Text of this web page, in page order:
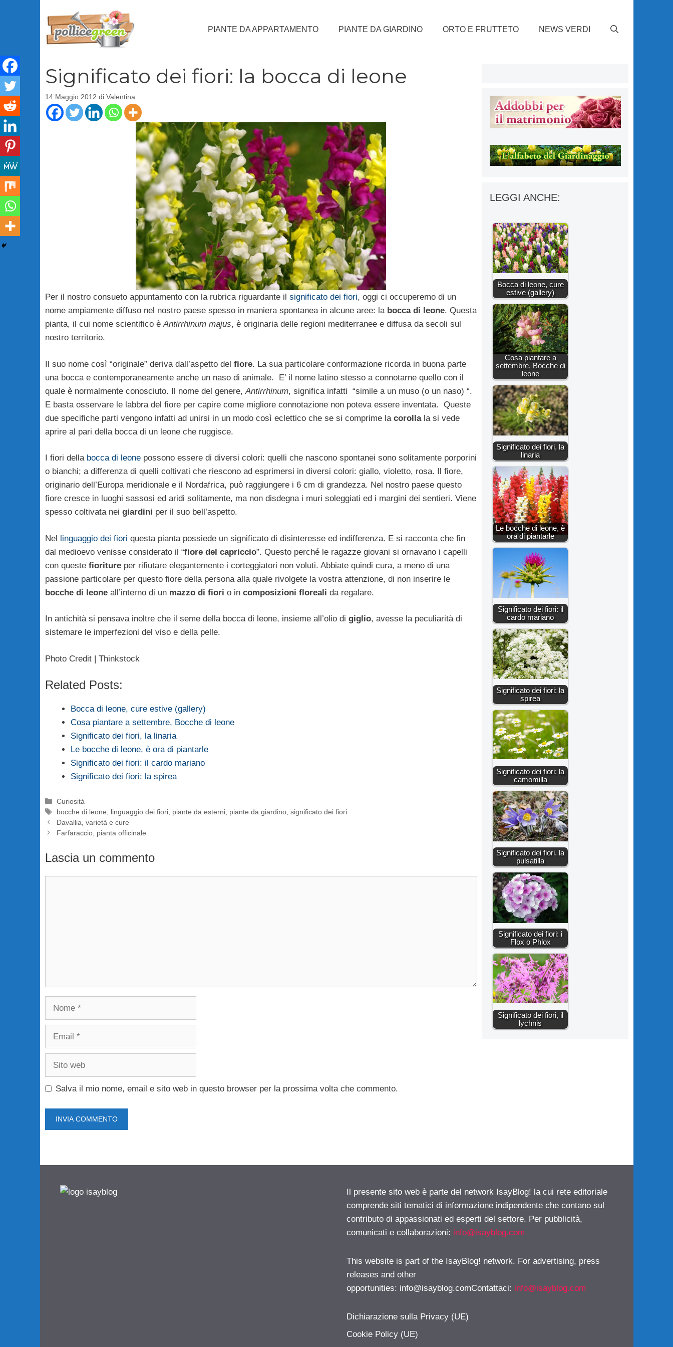
PIANTE DA APPARTAMENTO PIANTE DA GIARDINO ORTO E FRUTTETO NEWS VERDI
Significato dei fiori: la bocca di leone
14 Maggio 2012 di Valentina
Per il nostro consueto appuntamento con la rubrica riguardante il significato dei fiori, oggi ci occuperemo di un
nome ampiamente diffuso nel nostro paese spesso in maniera spontanea in alcune aree: la bocca di leone. Questa
pianta, il cui nome scientifico èAntirrhinum majus, è originaria delle regioni mediterranee e diffusa da secoli sul
nostro territorio.
Il suo nome così “originale” deriva dall’aspetto del fiore. La sua particolare conformazione ricorda in buona parte
una bocca e contemporaneamente anche un naso di animale. E’ il nome latino stesso a connotarne quello con il
quale è normalmente conosciuto. Il nome del genere,Antirrhinum, significa infatti “simile a un muso (o un naso) “.
E basta osservare le labbra del fiore per capire come migliore connotazione non poteva essere inventata. Queste
due specifiche parti vengono infatti ad unirsi in un modo così eclettico che se si comprime la corollala si vede
aprire al pari della bocca di un leone che ruggisce.
I fiori della bocca di leonepossono essere di diversi colori: quelli che nascono spontanei sono solitamente porporini
o bianchi; a differenza di quelli coltivati che riescono ad esprimersi in diversi colori: giallo, violetto, rosa. Il fiore,
originario dell’Europa meridionale e il Nordafrica, può raggiungere i 6 cm di grandezza. Nel nostro paese questo
fiore cresce in luoghi sassosi ed aridi solitamente, ma non disdegna i muri soleggiati ed i margini dei sentieri. Viene
spesso coltivata nei giardini per il suo bell’aspetto.
Nel linguaggio dei fiori questa pianta possiede un significato di disinteresse ed indifferenza. E si racconta che fin
dal medioevo venisse considerato il “fiore del capriccio”. Questo perché le ragazze giovani si ornavano i capelli
con queste fioritureper rifiutare elegantemente i corteggiatori non voluti. Abbiate quindi cura, a meno di una
passione particolare per questo fiore della persona alla quale rivolgete la vostra attenzione, di non inserire le
bocche di leoneall’interno di un mazzo di fiori o in composizioni floreali da regalare.
In antichità si pensava inoltre che il seme della bocca di leone, insieme all’olio di giglio, avesse la peculiarità di
sistemare le imperfezioni del viso e della pelle.
Photo Credit | Thinkstock
Related Posts:
Bocca di leone, cure estive (gallery)
Cosa piantare a settembre, Bocche di leone
Significato dei fiori, la linaria
Le bocche di leone, è ora di piantarle
Significato dei fiori: il cardo mariano
Significato dei fiori: la spirea
Categorie
Curiosità
Tag
bocche di leone linguaggio dei fiori, piante da esterni, piante da giardino, significato dei fiori
Davallia, varietà e cure
Farfaraccio, pianta officinale
Lascia un commento
Nome
Email
Sito
Salva il mio nome, email e sito web in questo browser per la prossima volta che commento.
LEGGI ANCHE:
Bocca di leone, cure
estive (gallery)
Cosa piantare a
settembre, Bocche di
leone
Significato dei fiori, la
linaria
Le bocche di leone, è
ora di piantarle
Significato dei fiori: il
cardo mariano
Significato dei fiori: la
spirea
Significato dei fiori: la
camomilla
Significato dei fiori, la
pulsatilla
Significato dei fiori: i
Flox o Phlox
Significato dei fiori, il
lychnis
Il presente sito web è parte del network IsayBlog! la cui rete editoriale
comprende siti tematici di informazione indipendente che contano sul
contributo di appassionati ed esperti del settore. Per pubblicità,
comunicati e collaborazioni: info@isayblog.com
This website is part of the IsayBlog! network. For advertising, press
releases and other
opportunities: info@isayblog.comContattaci: info@isayblog.com
Dichiarazione sulla Privacy (UE)
Cookie Policy (UE)